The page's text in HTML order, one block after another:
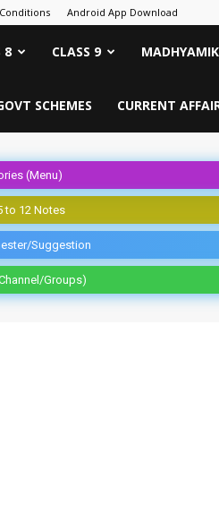
Android App Download
8 CLASS 9 MADHYAMIK
SCHEMES CURRENT
(Menu)
to 12 Notes
Suggestion
Groups)